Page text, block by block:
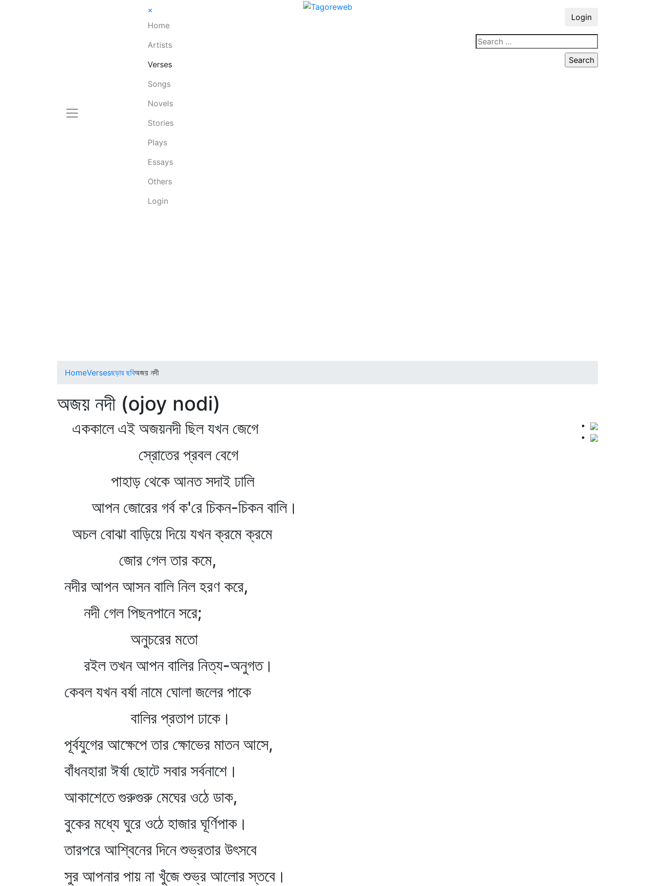
×
Home
Artists
Verses
Songs
Novels
Stories
Plays
Essays
Others
Login
Login
HomeVersesছড়ার ছবিঅজয় নদী
অজয় নদী (ojoy nodi)
এককালে এই অজয়নদী ছিল যখন জেগে
স্রোতের প্রবল বেগে
পাহাড় থেকে আনত সদাই ঢালি
আপন জোরের গর্ব ক'রে চিকন-চিকন বালি।
অচল বোঝা বাড়িয়ে দিয়ে যখন ক্রমে ক্রমে
জোর গেল তার কমে,
নদীর আপন আসন বালি নিল হরণ করে,
নদী গেল পিছনপানে সরে;
অনুচরের মতো
রইল তখন আপন বালির নিত্য-অনুগত।
কেবল যখন বর্ষা নামে ঘোলা জলের পাকে
বালির প্রতাপ ঢাকে।
পূর্বযুগের আক্ষেপে তার ক্ষোভের মাতন আসে,
বাঁধনহারা ঈর্ষা ছোটে সবার সর্বনাশে।
আকাশেতে গুরুগুরু মেঘের ওঠে ডাক,
বুকের মধ্যে ঘুরে ওঠে হাজার ঘূর্ণিপাক।
তারপরে আশ্বিনের দিনে শুভ্রতার উৎসবে
সুর আপনার পায় না খুঁজে শুভ্র আলোর স্তবে।